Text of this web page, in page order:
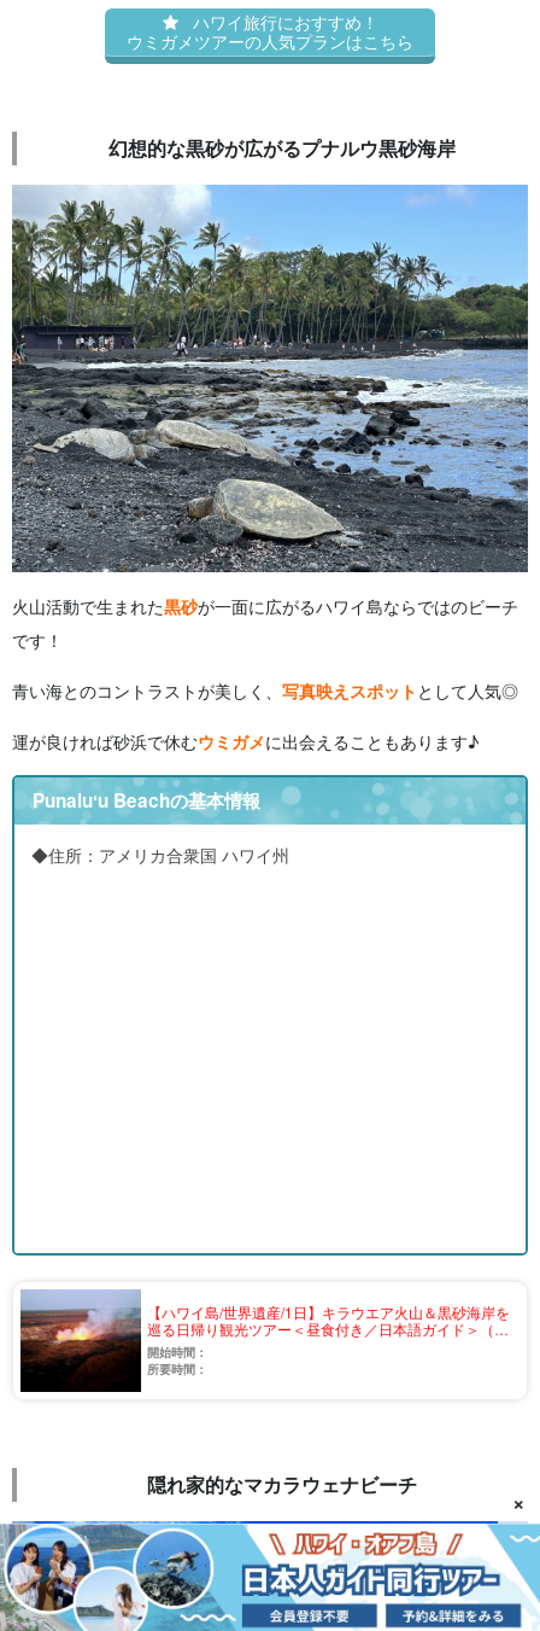
ハワイ旅行におすすめ！
ウミガメツアーの人気プランはこちら
幻想的な黒砂が広がるプナルウ黒砂海岸
火山活動で生まれた黒砂が一面に広がるハワイ島ならではのビーチ
です！
青い海とのコントラストが美しく、 写真映えスポット として人気◎
運が良ければ砂浜で休むウミガメに出会えることもあります♪
Punaluʻu Beachの基本情報
◆住所：アメリカ合衆国 ハワイ州
【ハワイ島/世界遺産/1日】キラウエア火山＆黒砂海岸を
巡る日帰り観光ツアー＜昼食付き／日本語ガイド＞（v-
68）
開始時間：
所要時間：
隠れ家的なマカラウェナビーチ
×